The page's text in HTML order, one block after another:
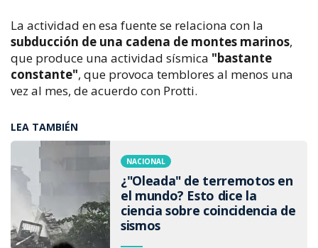
La actividad en esa fuente se relaciona con la
subducción de una cadena de montes marinos,
que produce una actividad sísmica "bastante
constante", que provoca temblores al menos una
vez al mes, de acuerdo con Protti.
LEA TAMBIÉN
NACIONAL
¿"Oleada" de terremotos en
el mundo? Esto dice la
ciencia sobre coincidencia de
sismos